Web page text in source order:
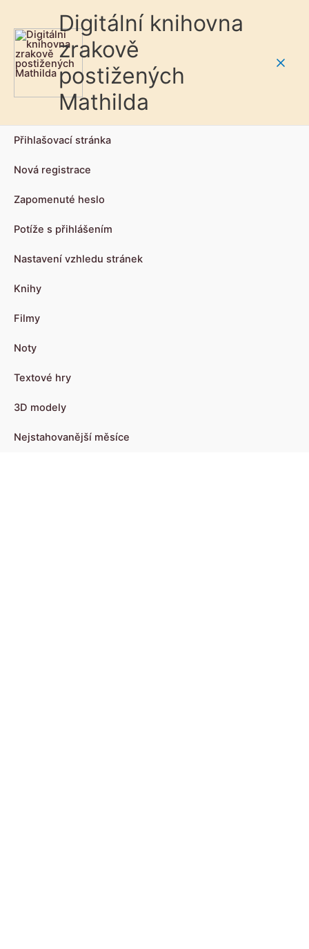
Digitální knihovna
zrakově
postižených
Mathilda
Přihlašovací stránka
Nová registrace
Zapomenuté heslo
Potíže s přihlášením
Nastavení vzhledu stránek
Knihy
Filmy
Noty
Textové hry
3D modely
Nejstahovanější měsíce